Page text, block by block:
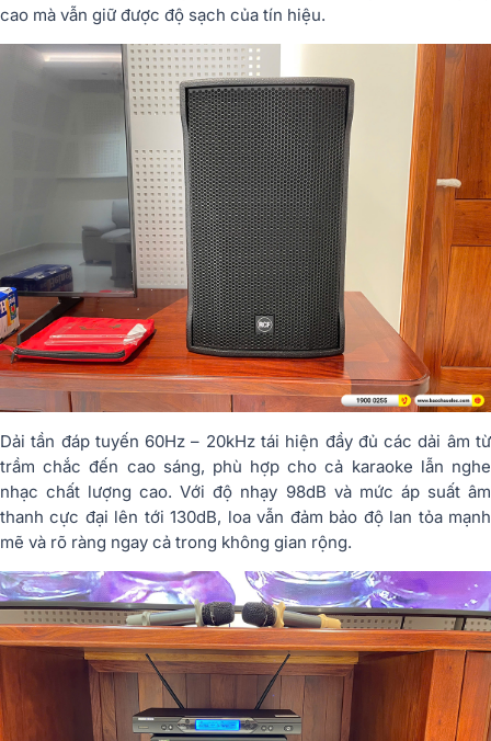
cao mà vẫn giữ được độ sạch của tín hiệu.
Dải tần đáp tuyến 60Hz – 20kHz tái hiện đầy đủ các dải âm từ
trầm chắc đến cao sáng, phù hợp cho cả karaoke lẫn nghe
nhạc chất lượng cao. Với độ nhạy 98dB và mức áp suất âm
thanh cực đại lên tới 130dB, loa vẫn đảm bảo độ lan tỏa mạnh
mẽ và rõ ràng ngay cả trong không gian rộng.